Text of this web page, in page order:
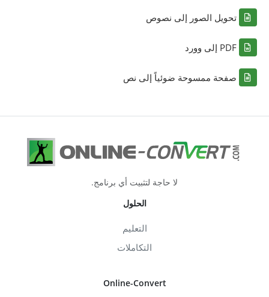
تحويل الصور إلى نصوص
PDF إلى وورد
صفحة ممسوحة ضوئياً إلى نص
لا حاجة لتثبيت أي برنامج.
الحلول
التعليم
التكاملات
Online-Convert